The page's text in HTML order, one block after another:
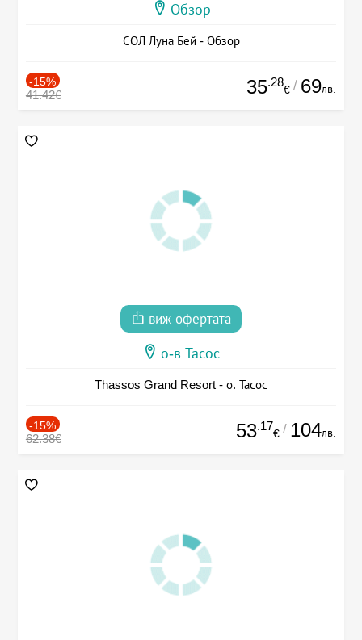
Обзор
СОЛ Луна Бей - Обзор
-15%
41.42€ 35.28
€ / 69лв.
виж офертата
о-в Тасос
Thassos Grand Resort - о. Тасос
-15%
62.38€ 53.17
€ / 104лв.